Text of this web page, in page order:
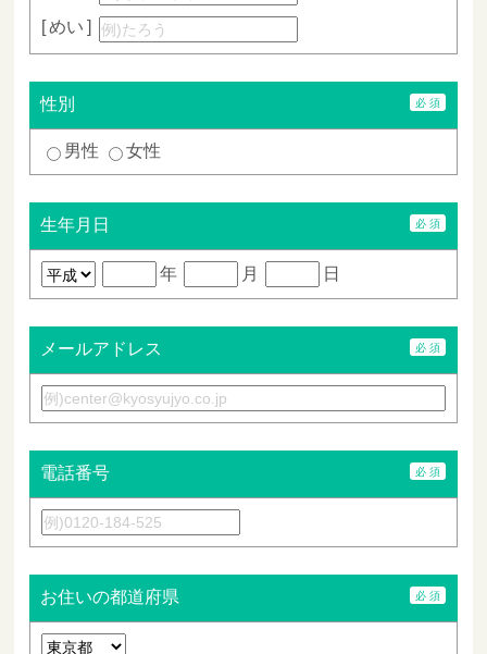
めい
性別
男性 女性
生年月日
年 月 日
メールアドレス
電話番号
お住いの都道府県